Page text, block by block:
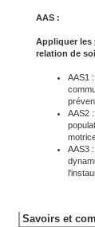
AAS :
Appliquer les
relation de
AAS1
AAS2
AAS3
Savoirs et